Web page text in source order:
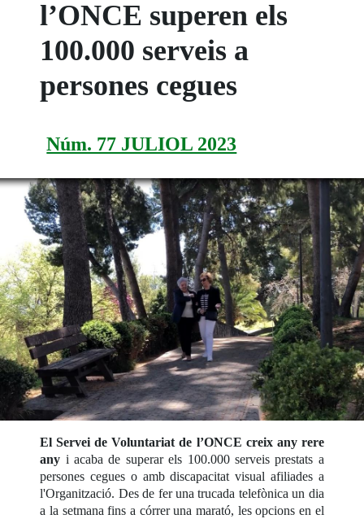
l’ONCE superen els
100.000 serveis a
persones cegues
Núm. 77 JULIOL 2023
El Servei de Voluntariat de l’ONCE creix any rere
any i acaba de superar els 100.000 serveis prestats a
persones cegues o amb discapacitat visual afiliades a
l'Organització. Des de fer una trucada telefònica un dia
a la setmana fins a córrer una marató, les opcions en el